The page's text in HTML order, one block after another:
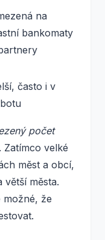
na
bankomaty
často i v
počet
Zatímco velké
měst a obcí,
větší města.
možné, že